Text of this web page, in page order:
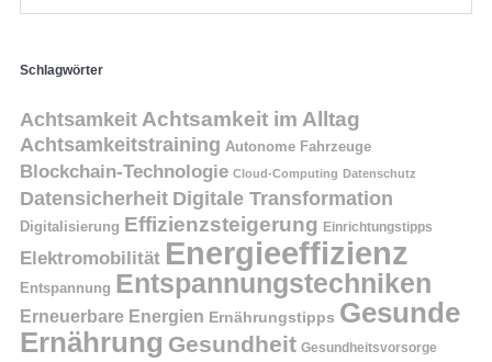
Schlagwörter
Achtsamkeit Achtsamkeit im Alltag
Achtsamkeitstraining Autonome Fahrzeuge
Blockchain-Technologie Cloud-Computing Datenschutz
Datensicherheit Digitale Transformation
Digitalisierung Effizienzsteigerung Einrichtungstipps
Elektromobilität Energieeffizienz
Entspannung Entspannungstechniken
Erneuerbare Energien Ernährungstipps Gesunde
Ernährung Gesundheit Gesundheitsvorsorge